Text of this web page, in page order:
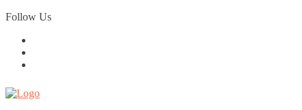
Skip
to
Follow Us